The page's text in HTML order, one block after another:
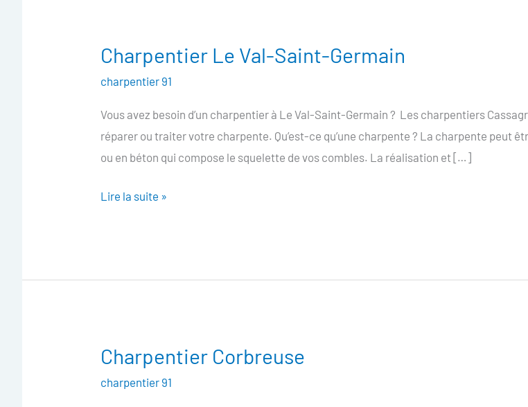
Charpentier Le Val-Saint-Germain
charpentier 91
Vous avez besoin d’un charpentier à Le Val-Saint-Germain ? Les charpentiers
réparer ou traiter votre charpente. Qu’est-ce qu’une charpente ? La charpente peut
ou en béton qui compose le squelette de vos combles. La réalisation et […]
Charpentier
Saint-
Germain
Lire la suite »
Charpentier Corbreuse
charpentier 91
Charpentier